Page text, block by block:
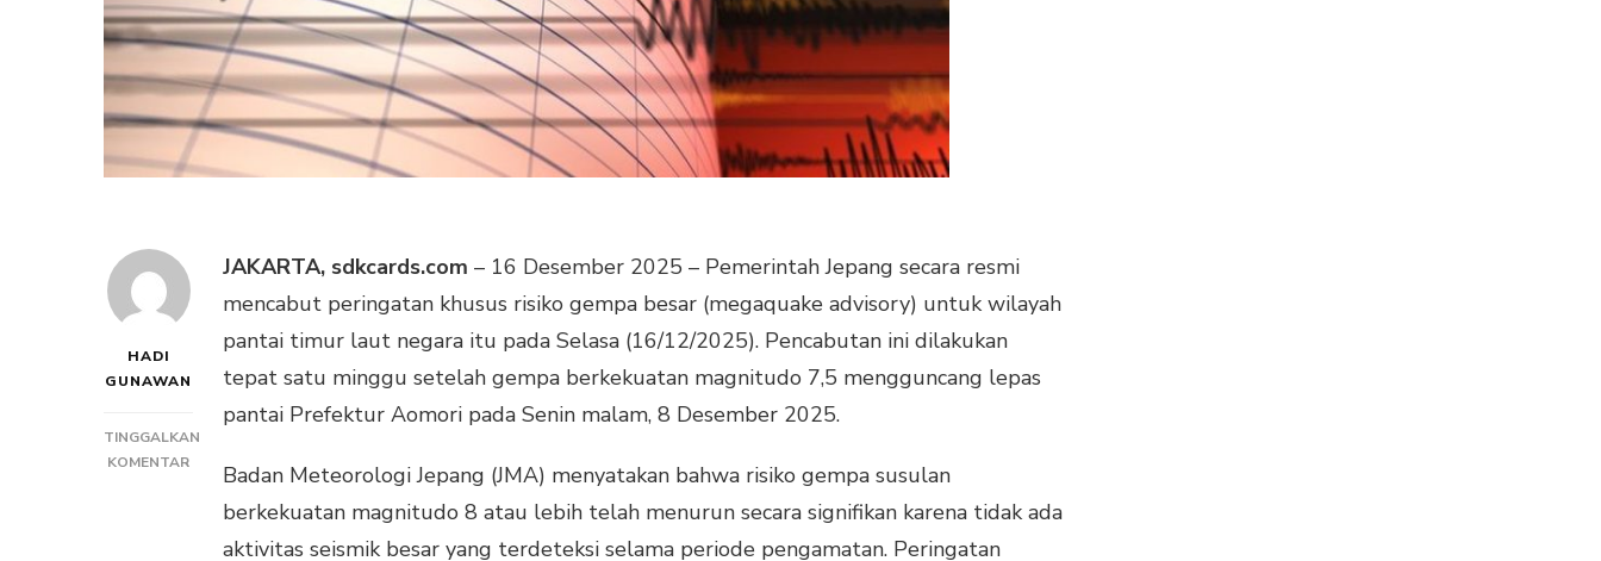
HADI
GUNAWAN
TINGGALKAN
KOMENTARPADA
JEPANG
AKHIRI
JAKARTA, sdkcards.com – 16 Desember 2025 – Pemerintah Jepang secara resmi
mencabut peringatan khusus risiko gempa besar (megaquake advisory) untuk wilayah
pantai timur laut negara itu pada Selasa (16/12/2025). Pencabutan ini dilakukan
tepat satu minggu setelah gempa berkekuatan magnitudo 7,5 mengguncang lepas
pantai Prefektur Aomori pada Senin malam, 8 Desember 2025.
Badan Meteorologi Jepang (JMA) menyatakan bahwa risiko gempa susulan
berkekuatan magnitudo 8 atau lebih telah menurun secara signifikan karena tidak ada
aktivitas seismik besar yang terdeteksi selama periode pengamatan. Peringatan